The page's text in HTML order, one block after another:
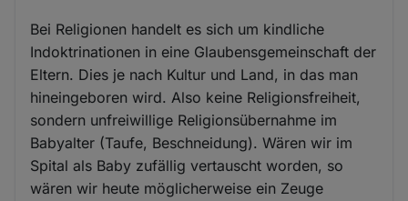
Bei Religionen handelt es sich um kindliche
Indoktrinationen in eine Glaubensgemeinschaft der
Eltern. Dies je nach Kultur und Land, in das man
hineingeboren wird. Also keine Religionsfreiheit,
sondern unfreiwillige Religionsübernahme im
Babyalter (Taufe, Beschneidung). Wären wir im
Spital als Baby zufällig vertauscht worden, so
wären wir heute möglicherweise ein Zeuge